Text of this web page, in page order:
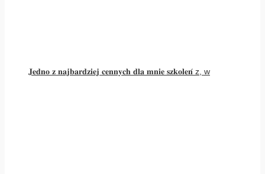
𝐉𝐞𝐝𝐧𝐨 𝐳 𝐧𝐚𝐣𝐛𝐚𝐫𝐝𝐳𝐢𝐞𝐣 𝐜𝐞𝐧𝐧𝐲𝐜𝐡 𝐝𝐥𝐚 𝐦𝐧𝐢𝐞 𝐬𝐳𝐤𝐨𝐥𝐞𝐧́ z, w